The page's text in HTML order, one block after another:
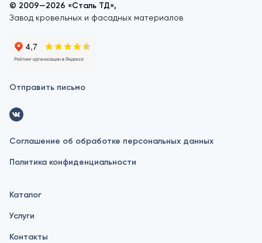
© 2009—2026 «Сталь ТД»,
Завод кровельных и фасадных материалов
Отправить письмо
Соглашение об обработке персональных данных
Политика конфиденциальности
Каталог
Услуги
Контакты